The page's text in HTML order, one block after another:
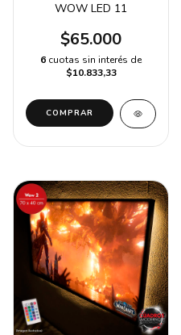
WOW LED 11
$65.000
6 cuotas sin interés de
$10.833,33
COMPRAR